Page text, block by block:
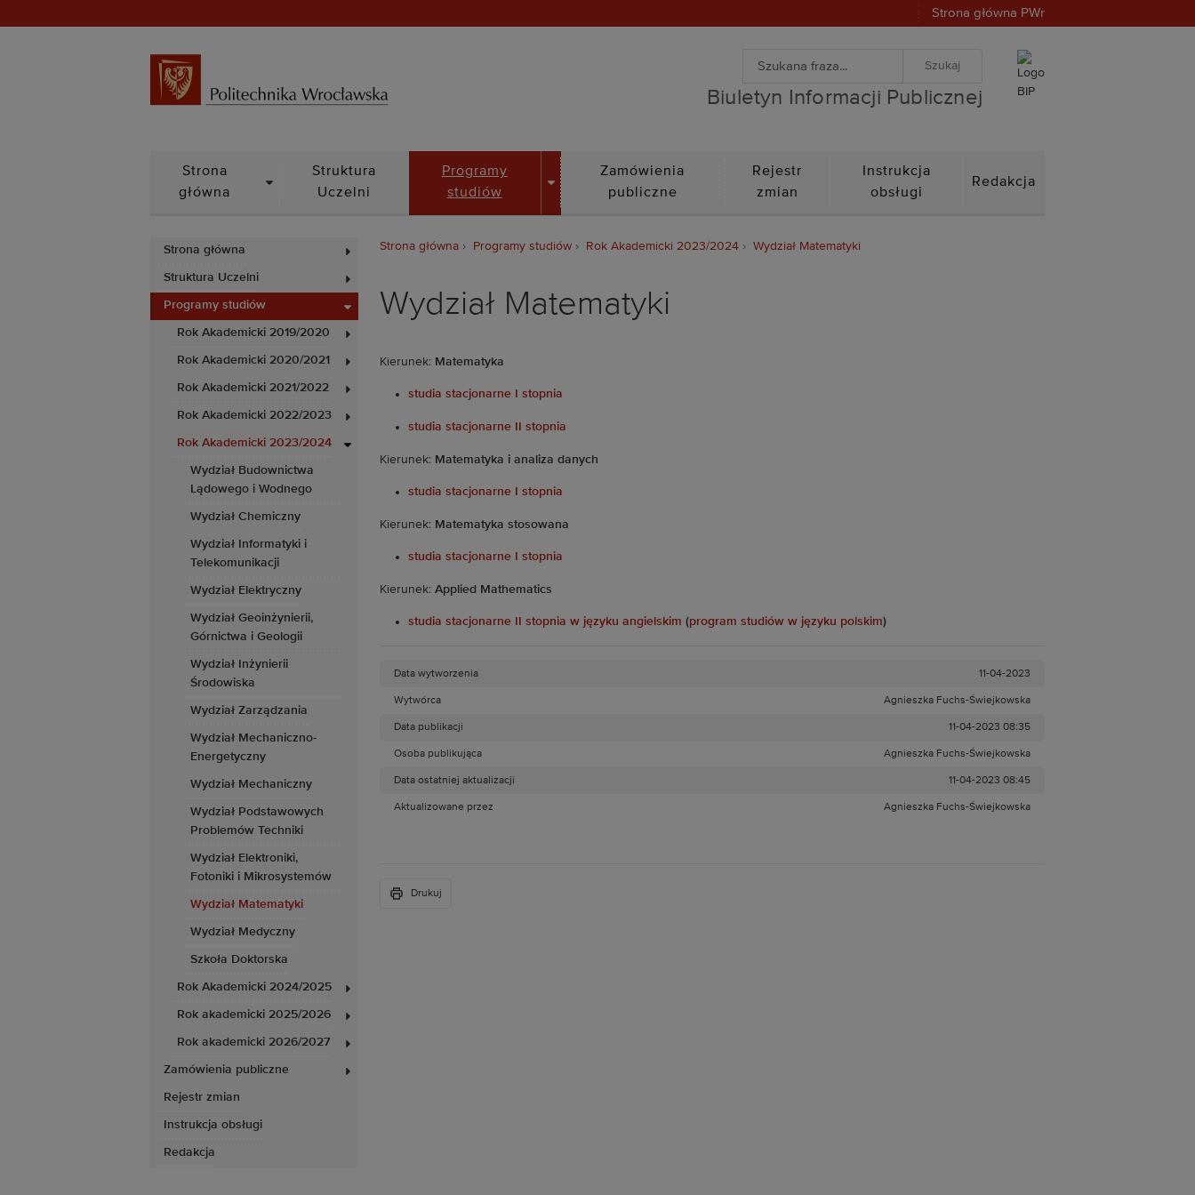
Strona główna PWr
Biuletyn Informacji Publicznej
Wyszukiwarka
Wyszukiwanie zaawansowane
Biuletyn Informacji Publicznej
Strona
główna
Struktura
Uczelni
Programy
studiów
DROPDOWN
Zamówienia
publiczne
Rejestr
zmian
Instrukcja
obsługi
Redakcja
Strona główna
Struktura Uczelni
Programy studiów
Rok Akademicki 2019/2020
Rok Akademicki 2020/2021
Rok Akademicki 2021/2022
Rok Akademicki 2022/2023
Rok Akademicki 2023/2024
Wydział Budownictwa
Lądowego i Wodnego
Wydział Chemiczny
Wydział Informatyki i
Telekomunikacji
Wydział Elektryczny
Wydział Geoinżynierii,
Górnictwa i Geologii
Wydział Inżynierii
Środowiska
Wydział Zarządzania
Wydział Mechaniczno-
Energetyczny
Wydział Mechaniczny
Wydział Podstawowych
Problemów Techniki
Wydział Elektroniki,
Fotoniki i Mikrosystemów
Wydział Matematyki
Wydział Medyczny
Szkoła Doktorska
Rok Akademicki 2024/2025
Rok akademicki 2025/2026
Rok akademicki 2026/2027
Zamówienia publiczne
Rejestr zmian
Instrukcja obsługi
Redakcja
Strona główna Programy studiów Rok Akademicki 2023/2024 Wydział Matematyki
Wydział Matematyki
Kierunek: Matematyka
studia stacjonarne I stopnia
studia stacjonarne II stopnia
Kierunek: Matematyka i analiza danych
studia stacjonarne I stopnia
Kierunek: Matematyka stosowana
studia stacjonarne I stopnia
Kierunek: Applied Mathematics
studia stacjonarne II stopnia w języku angielskim (program studiów w języku polskim)
Data wytworzenia 11-04-2023
Wytwórca Agnieszka Fuchs-Świejkowska
Data publikacji 11-04-2023 08:35
Osoba publikująca Agnieszka Fuchs-Świejkowska
Data ostatniej aktualizacji 11-04-2023 08:45
Aktualizowane przez Agnieszka Fuchs-Świejkowska
Drukuj